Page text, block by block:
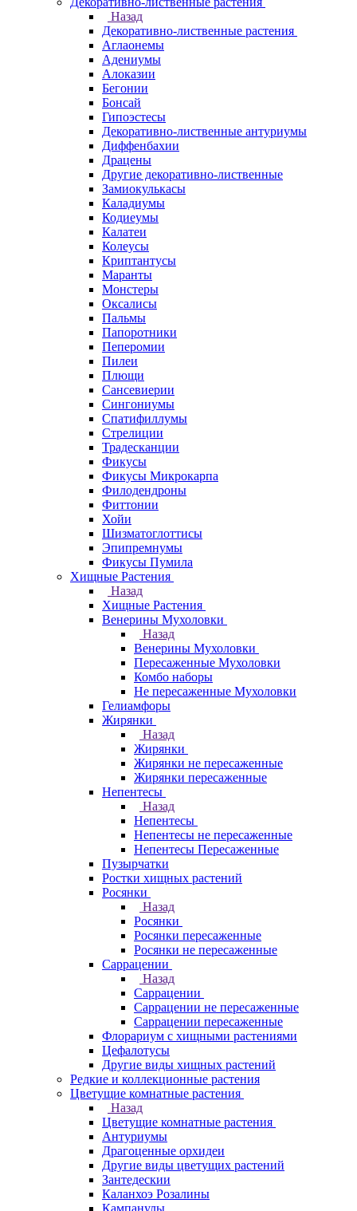
Назад
Декоративно-лиственные растения
Аглаонемы
Адениумы
Алоказии
Бегонии
Бонсай
Гипоэстесы
Декоративно-лиственные антуриумы
Диффенбахии
Драцены
Другие декоративно-лиственные
Замиокулькасы
Каладиумы
Кодиеумы
Калатеи
Колеусы
Криптантусы
Маранты
Монстеры
Оксалисы
Пальмы
Папоротники
Пеперомии
Пилеи
Плющи
Сансевиерии
Сингониумы
Спатифиллумы
Стрелиции
Традесканции
Фикусы
Фикусы Микрокарпа
Филодендроны
Фиттонии
Хойи
Шизматоглоттисы
Эпипремнумы
Фикусы Пумила
Хищные Растения
Назад
Хищные Растения
Венерины Мухоловки
Назад
Венерины Мухоловки
Пересаженные Мухоловки
Комбо наборы
Не пересаженные Мухоловки
Гелиамфоры
Жирянки
Назад
Жирянки
Жирянки не пересаженные
Жирянки пересаженные
Непентесы
Назад
Непентесы
Непентесы не пересаженные
Непентесы Пересаженные
Пузырчатки
Ростки хищных растений
Росянки
Назад
Росянки
Росянки пересаженные
Росянки не пересаженные
Саррацении
Назад
Саррацении
Саррацении не пересаженные
Саррацении пересаженные
Флорариум с хищными растениями
Цефалотусы
Другие виды хищных растений
Редкие и коллекционные растения
Цветущие комнатные растения
Назад
Цветущие комнатные растения
Антуриумы
Драгоценные орхидеи
Другие виды цветущих растений
Зантедескии
Каланхоэ Розалины
Кампанулы